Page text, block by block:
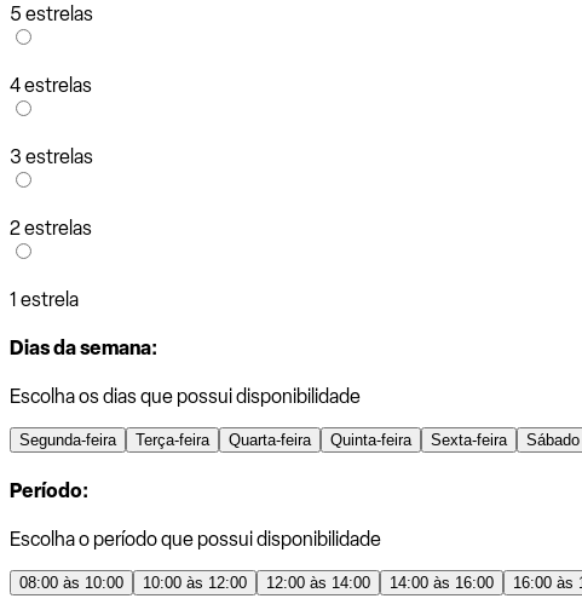
5 estrelas
4 estrelas
3 estrelas
2 estrelas
1 estrela
Dias da semana:
Escolha os dias que possui disponibilidade
Segunda-feira Terça-feira Quarta-feira Quinta-feira Sexta-feira Sábado
Período:
Escolha o período que possui disponibilidade
08:00 às 10:00 10:00 às 12:00 12:00 às 14:00 14:00 às 16:00 16:00 às